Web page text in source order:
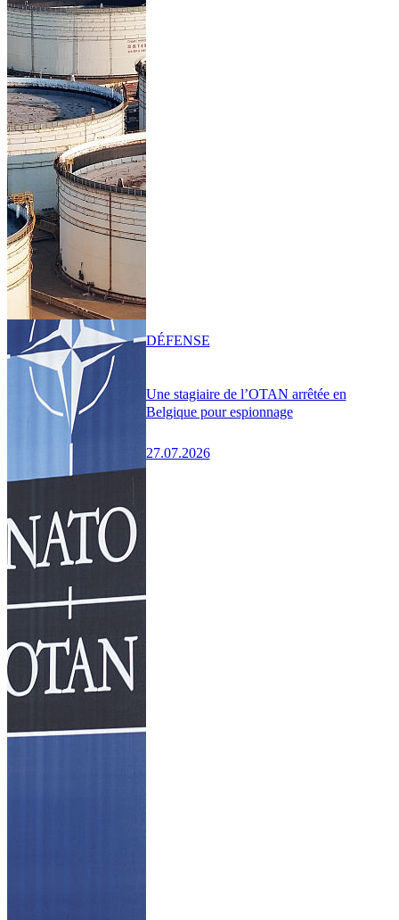
Une stagiaire de l’OTAN arrêtée en
Belgique pour espionnage
27.07.2026
DÉFENSE